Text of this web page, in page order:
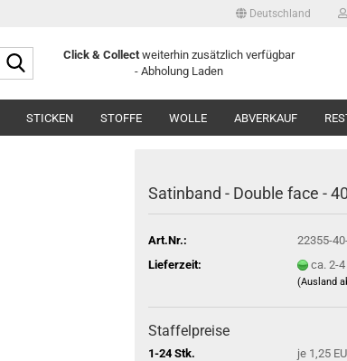
Deutschland
Suche...Click & Collectweiterhin zusätzlich verfügbar
- Abholung Laden
STICKEN STOFFE WOLLE ABVERKAUF
Satinband - Double face -
Art.Nr.:
22355-
Lieferzeit:
ca. 2-
(Ausland
Staffelpreise
1-24 Stk.
je 1,25